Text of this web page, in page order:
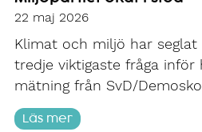
22 maj 2026
Klimat och miljö har
tredje viktigaste fråga inför
mätning från SvD/
Läs mer